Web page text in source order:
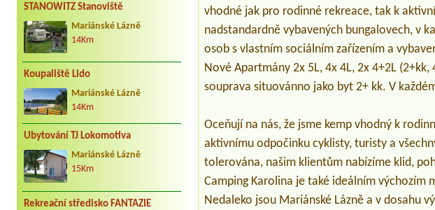
STANOWITZ Stanoviště
Mariánské Lázně
14Km
Koupaliště Lido
Mariánské Lázně
14Km
Ubytování TJ Lokomotiva
Mariánské Lázně
15Km
Rekreační středisko FANTAZIE
vhodné jak pro rodinné rekreace, tak k
nadstandardně vybavených bungalovech, v
osob s vlastním sociálním zařízením a
Nové Apartmány 2x 5L, 4x 4L, 2x 4+2L
souprava situovánno jako byt 2+ kk. V
Oceňují na nás, že jsme kemp vhodný k
aktivnímu odpočinku cyklisty, turisty a
tolerována, našim klientům nabízíme klid,
Camping Karolina je také ideálním výchozím
Nedaleko jsou Mariánské Lázně a v dosahu